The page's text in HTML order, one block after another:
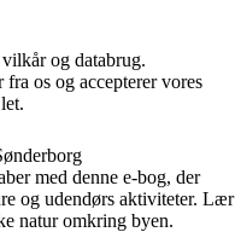
og databrug.
os og accepterer vores
med denne e-bog, der
og udendørs aktiviteter. Lær
natur omkring byen.